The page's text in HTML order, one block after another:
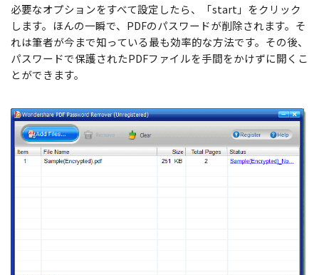
必要なオプションをすべて設定したら、「start」をクリック
します。ほんの一瞬で、PDFのパスワードが削除されます。そ
れは筆者が今まで知っている最も効率的な方法です。その後、
パスワードで保護されたPDFファイルを手間をかけずに開くこ
とができます。